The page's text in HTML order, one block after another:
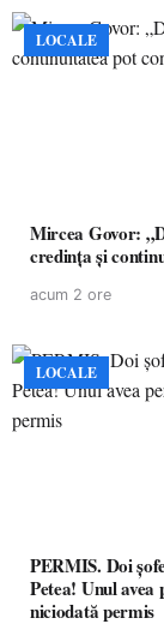
LOCALE
Mircea Govor:
credința și
acum 2 ore
LOCALE
PERMIS. Doi
Petea! Unul avea
niciodată permis